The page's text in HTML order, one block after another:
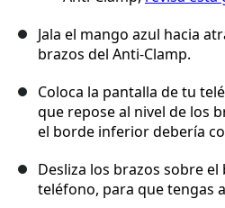
Jala el mango azul hacia
brazos del Anti-Clamp.
Coloca la pantalla de tu
que repose al nivel de los
el borde inferior debería
Desliza los brazos sobre
teléfono, para que tengas